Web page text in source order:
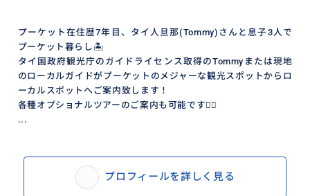
プーケット在住歴7年目、タイ人旦那(Tommy)さんと息子3人で
プーケット暮らし🏝️
タイ国政府観光庁のガイドライセンス取得のTommyまたは現地
のローカルガイドがプーケットのメジャーな観光スポットからロ
ーカルスポットへご案内致します！
各種オプショナルツアーのご案内も可能です💁‍♀️
...
プロフィールを詳しく見る